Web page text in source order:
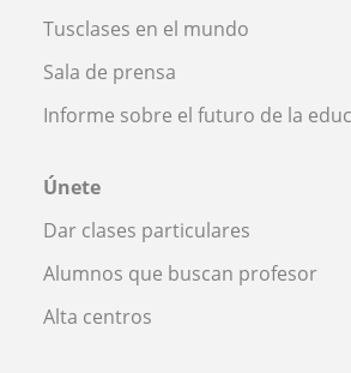
Tusclases en el mundo
Sala de prensa
Informe sobre el futuro de la
Únete
Dar clases particulares
Alumnos que buscan profesor
Alta centros